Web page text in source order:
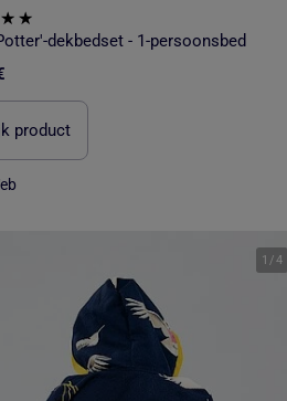
dekbedset - 1-persoonsbed
product
1 /4